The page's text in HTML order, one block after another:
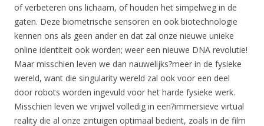
of verbeteren ons lichaam, of houden het simpelweg in de
gaten. Deze biometrische sensoren en ook biotechnologie
kennen ons als geen ander en dat zal onze nieuwe unieke
online identiteit ook worden; weer een nieuwe DNA revolutie!
Maar misschien leven we dan nauwelijks?meer in de fysieke
wereld, want die singularity wereld zal ook voor een deel
door robots worden ingevuld voor het harde fysieke werk.
Misschien leven we vrijwel volledig in een?immersieve virtual
reality die al onze zintuigen optimaal bedient, zoals in de film